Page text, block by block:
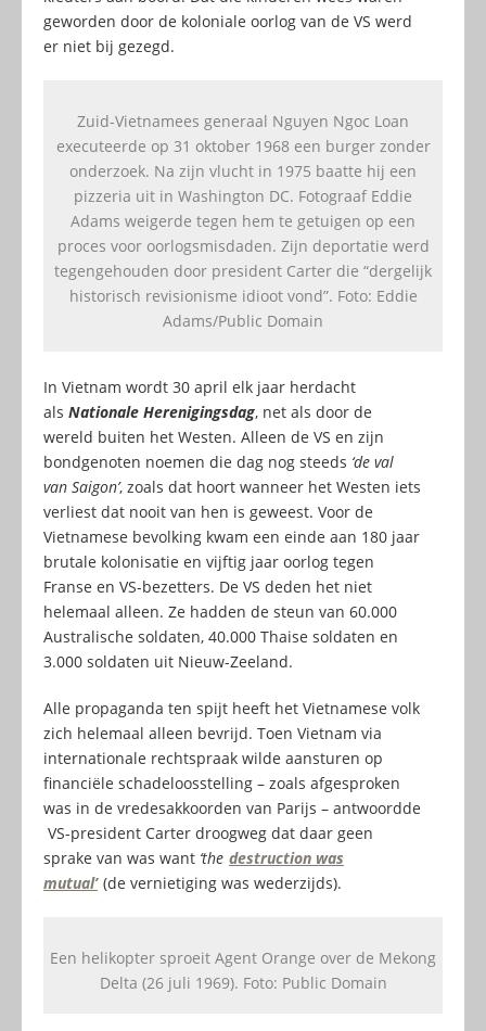
geworden door de koloniale oorlog van de VS werd
er niet bij gezegd.
Zuid-Vietnamees generaal Nguyen Ngoc Loan
executeerde op 31 oktober 1968 een burger zonder
onderzoek. Na zijn vlucht in 1975 baatte hij een
pizzeria uit in Washington DC. Fotograaf Eddie
Adams weigerde tegen hem te getuigen op een
proces voor oorlogsmisdaden. Zijn deportatie werd
tegengehouden door president Carter die “dergelijk
historisch revisionisme idioot vond”. Foto: Eddie
Adams/Public Domain
In Vietnam wordt 30 april elk jaar herdacht
als Nationale Herenigingsdag, net als door de
wereld buiten het Westen. Alleen de VS en zijn
bondgenoten noemen die dag nog steeds ‘de val
van Saigon’, zoals dat hoort wanneer het Westen iets
verliest dat nooit van hen is geweest. Voor de
Vietnamese bevolking kwam een einde aan 180 jaar
brutale kolonisatie en vijftig jaar oorlog tegen
Franse en VS-bezetters. De VS deden het niet
helemaal alleen. Ze hadden de steun van 60.000
Australische soldaten, 40.000 Thaise soldaten en
3.000 soldaten uit Nieuw-Zeeland.
Alle propaganda ten spijt heeft het Vietnamese volk
zich helemaal alleen bevrijd. Toen Vietnam via
internationale rechtspraak wilde aansturen op
financiële schadeloosstelling – zoals afgesproken
was in de vredesakkoorden van Parijs – antwoordde
VS-president Carter droogweg dat daar geen
sprake van was want ‘the destruction was
mutual’ (de vernietiging was wederzijds).
Een helikopter sproeit Agent Orange over de Mekong
Delta (26 juli 1969). Foto: Public Domain